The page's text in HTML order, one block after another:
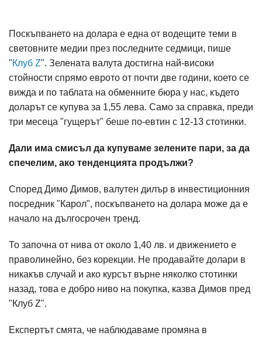
Поскъпването на долара е една от водещите теми в
световните медии през последните седмици, пише
"Клуб Z". Зелената валута достигна най-високи
стойности спрямо еврото от почти две години, което се
вижда и по таблата на обменните бюра у нас, където
доларът се купува за 1,55 лева. Само за справка, преди
три месеца "гущерът" беше по-евтин с 12-13 стотинки.
Дали има смисъл да купуваме зелените пари, за да
спечелим, ако тенденцията продължи?
Според Димо Димов, валутен дилър в инвестиционния
посредник "Карол", поскъпването на долара може да е
начало на дългосрочен тренд.
То започна от нива от около 1,40 лв. и движението е
праволинейно, без корекции. Не продавайте долари в
никакъв случай и ако курсът върне няколко стотинки
назад, това е добро ниво на покупка, казва Димов пред
"Клуб Z".
Експертът смята, че наблюдаваме промяна в